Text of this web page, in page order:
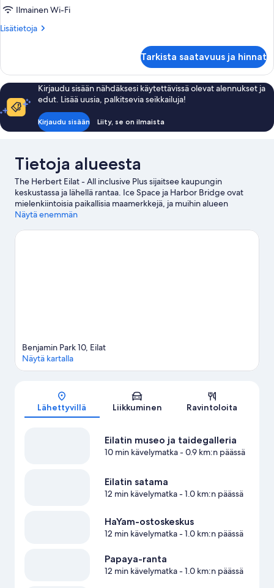
Ilmainen Wi-Fi
Lisätietoja
Lisätietoja
Tarkista saatavuus ja hinnat
Kirjaudu sisään nähdäksesi käytettävissä olevat alennukset ja
edut. Lisää uusia, palkitsevia seikkailuja!
Kirjaudu sisään Liity, se on ilmaista
Tietoja alueesta
The Herbert Eilat - All inclusive Plus sijaitsee kaupungin
keskustassa ja lähellä rantaa. Ice Space ja Harbor Bridge ovat
mielenkiintoisia paikallisia maamerkkejä, ja muihin alueen
nähtävyyksiin kuuluu Eilatin musiikkisuihkulähde ja Spiral Parkin
kasvitieteellinen puutarha ja Yu Splash -vesipuisto ovat vierailun
Näytä enemmän
Kartta
Benjamin Park 10, Eilat
Näytä kartalla
Lähettyvillä Liikkuminen Ravintoloita
Eilatin museo ja taidegalleria
10 min kävelymatka- 0.9 km:n päässä
Eilatin satama
12 min kävelymatka- 1.0 km:n päässä
HaYam-ostoskeskus
12 min kävelymatka- 1.0 km:n päässä
Papaya-ranta
12 min kävelymatka- 1.0 km:n päässä